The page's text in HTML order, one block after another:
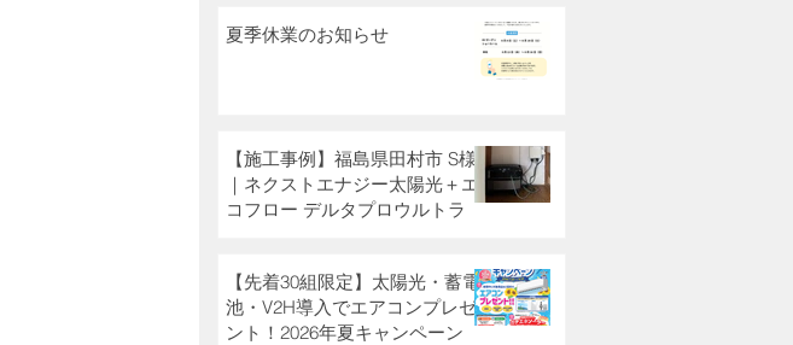
夏季休業のお知らせ
【施工事例】福島県田村市 S様
｜ネクストエナジー太陽光＋エ
コフロー デルタプロウルトラ
【先着30組限定】太陽光・蓄電
池・V2H導入でエアコンプレゼ
ント！2026年夏キャンペーン